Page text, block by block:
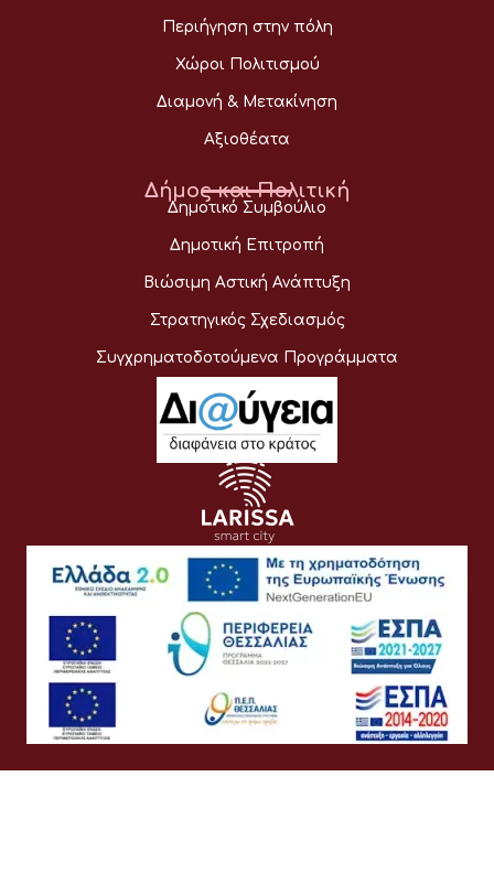
Περιήγηση στην πόλη
Χώροι Πολιτισμού
Διαμονή & Μετακίνηση
Αξιοθέατα
Δήμος και Πολιτική
Δημοτικό Συμβούλιο
Δημοτική Επιτροπή
Βιώσιμη Αστική Ανάπτυξη
Στρατηγικός Σχεδιασμός
Συγχρηματοδοτούμενα Προγράμματα